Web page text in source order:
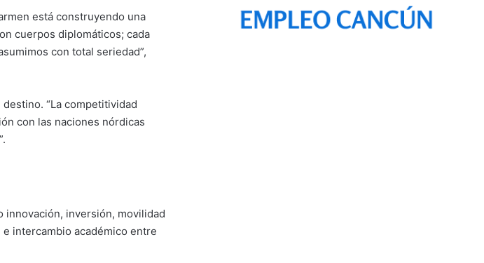
está construyendo una
cuerpos diplomáticos; cada
con total seriedad”,
“La competitividad
con las naciones nórdicas
innovación, inversión, movilidad
intercambio académico entre